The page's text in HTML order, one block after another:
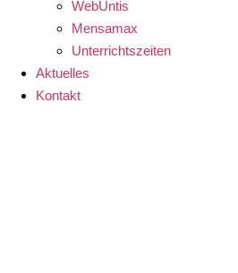
WebUntis
Mensamax
Unterrichtszeiten
Aktuelles
Kontakt